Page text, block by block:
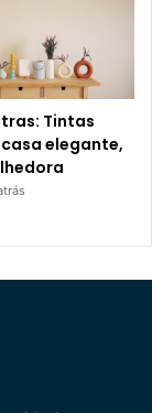
Tintas
elegante,